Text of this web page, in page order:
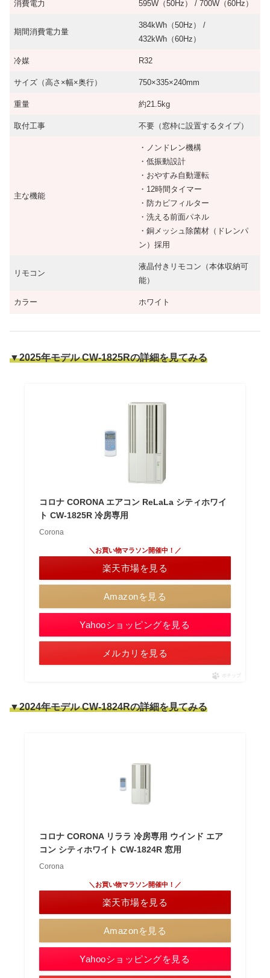
消費電力 595W（50Hz） / 700W（60Hz）
期間消費電力量
384kWh（50Hz） /
432kWh（60Hz）
冷媒 R32
サイズ（高さ×幅×奥行） 750×335×240mm
重量 約21.5kg
取付工事 不要（窓枠に設置するタイプ）
主な機能
・ノンドレン機構
・低振動設計
・おやすみ自動運転
・12時間タイマー
・防カビフィルター
・洗える前面パネル
・銅メッシュ除菌材（ドレンパ
ン）採用
リモコン
液晶付きリモコン（本体収納可
能）
カラー ホワイト
▼2025年モデル CW-1825Rの詳細を見てみる
コロナ CORONA エアコン ReLaLa シティホワイ
ト CW-1825R 冷房専用
Corona
Amazonを見る
＼お買い物マラソン開催中！／
楽天市場を見る
Yahooショッピングを見る
メルカリを見る
ポチップ
▼2024年モデル CW-1824Rの詳細を見てみる
コロナ CORONA リララ 冷房専用 ウインド エア
コン シティホワイト CW-1824R 窓用
Corona
Amazonを見る
＼お買い物マラソン開催中！／
楽天市場を見る
Yahooショッピングを見る